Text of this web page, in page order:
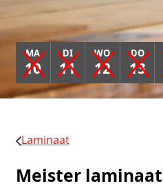
MA
10
DI
11
WO
12
DO
13
Laminaat
Meister laminaat